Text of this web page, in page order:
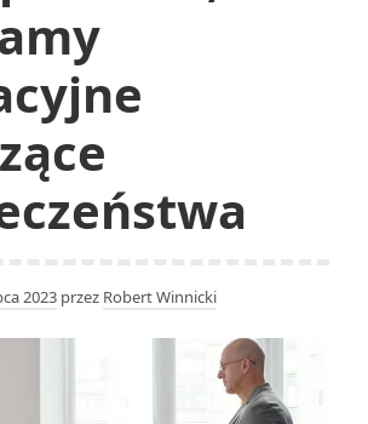
2023 przez Robert Winnicki